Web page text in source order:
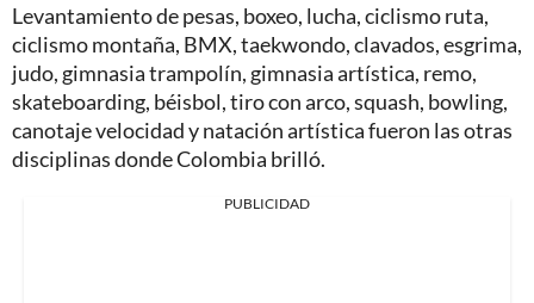
Levantamiento de pesas, boxeo, lucha, ciclismo ruta,
ciclismo montaña, BMX, taekwondo, clavados, esgrima,
judo, gimnasia trampolín, gimnasia artística, remo,
skateboarding, béisbol, tiro con arco, squash, bowling,
canotaje velocidad y natación artística fueron las otras
disciplinas donde Colombia brilló.
PUBLICIDAD